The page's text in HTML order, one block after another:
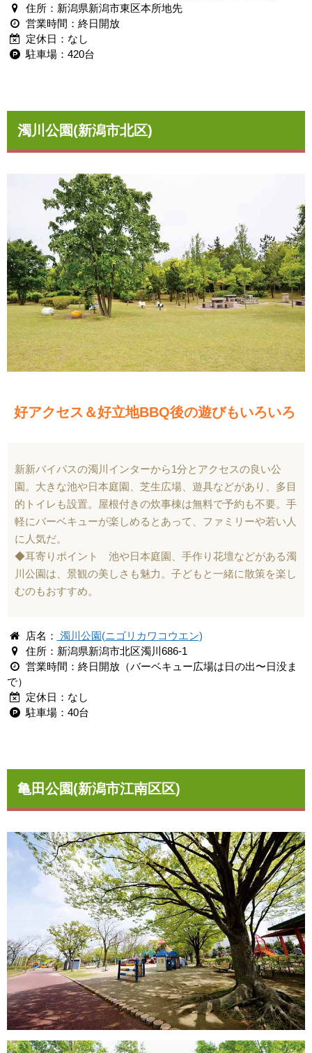
住所：新潟県新潟市東区本所地先
営業時間：終日開放
定休日：なし
駐車場：420台
濁川公園(新潟市北区)
好アクセス＆好立地BBQ後の遊びもいろいろ
新新バイパスの濁川インターから1分とアクセスの良い公
園。大きな池や日本庭園、芝生広場、遊具などがあり、多目
的トイレも設置。屋根付きの炊事棟は無料で予約も不要。手
軽にバーベキューが楽しめるとあって、ファミリーや若い人
に人気だ。
◆耳寄りポイント 池や日本庭園、手作り花壇などがある濁
川公園は、景観の美しさも魅力。子どもと一緒に散策を楽し
むのもおすすめ。
店名： 濁川公園(ニゴリカワコウエン)
住所：新潟県新潟市北区濁川686-1
営業時間：終日開放（バーベキュー広場は日の出〜日没ま
で）
定休日：なし
駐車場：40台
亀田公園(新潟市江南区区)